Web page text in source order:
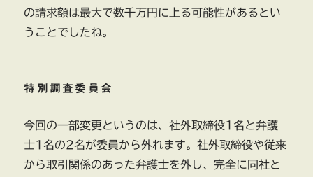
の請求額は最大で数千万円に上る可能性があるとい
うことでしたね。
特別調査委員会
今回の一部変更というのは、社外取締役1名と弁護
士1名の2名が委員から外れます。社外取締役や従来
から取引関係のあった弁護士を外し、完全に同社と